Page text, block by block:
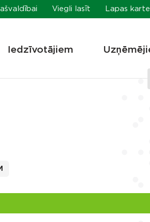
Viegli lasīt Lapas karte
Iedzīvotājiem